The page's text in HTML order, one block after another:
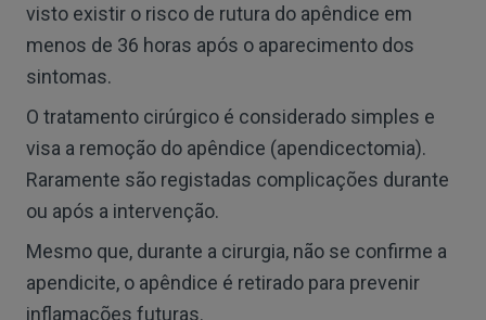
visto existir o risco de rutura do apêndice em
menos de 36 horas após o aparecimento dos
sintomas.
O tratamento cirúrgico é considerado simples e
visa a remoção do apêndice (apendicectomia).
Raramente são registadas complicações durante
ou após a intervenção.
Mesmo que, durante a cirurgia, não se confirme a
apendicite, o apêndice é retirado para prevenir
inflamações futuras.